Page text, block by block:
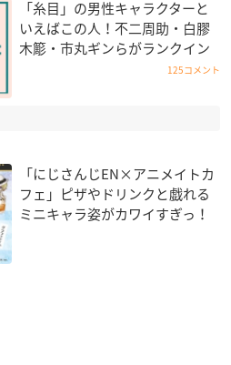
「糸目」の男性キャラクターと
いえばこの人！不二周助・白膠
木簓・市丸ギンらがランクイン
125コメント
「にじさんじEN×アニメイトカ
フェ」ピザやドリンクと戯れる
ミニキャラ姿がカワイすぎっ！